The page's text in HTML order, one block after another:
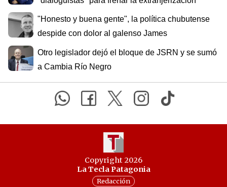
"Honesto y buena gente", la política chubutense
despide con dolor al galenso James
Otro legislador dejó el bloque de JSRN y se sumó
a Cambia Río Negro
Copyright 2026
La Tecla Patagonia
Redacción